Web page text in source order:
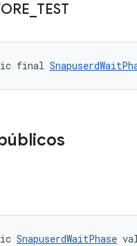
TEST
final
SnapuserdWaitPhase